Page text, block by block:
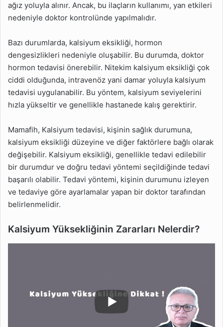
ağız yoluyla alınır. Ancak, bu ilaçların kullanımı, yan etkileri
nedeniyle doktor kontrolünde yapılmalıdır.
Bazı durumlarda, kalsiyum eksikliği, hormon
dengesizlikleri nedeniyle oluşabilir. Bu durumda, doktor
hormon tedavisi önerebilir. Nitekim kalsiyum eksikliği çok
ciddi olduğunda, intravenöz yani damar yoluyla kalsiyum
tedavisi uygulanabilir. Bu yöntem, kalsiyum seviyelerini
hızla yükseltir ve genellikle hastanede kalış gerektirir.
Mamafih, Kalsiyum tedavisi, kişinin sağlık durumuna,
kalsiyum eksikliği düzeyine ve diğer faktörlere bağlı olarak
değişebilir. Kalsiyum eksikliği, genellikle tedavi edilebilir
bir durumdur ve doğru tedavi yöntemi seçildiğinde tedavi
başarılı olabilir. Tedavi yöntemi, kişinin durumunu izleyen
ve tedaviye göre ayarlamalar yapan bir doktor tarafından
belirlenmelidir.
Kalsiyum Yüksekliğinin Zararları Nelerdir?